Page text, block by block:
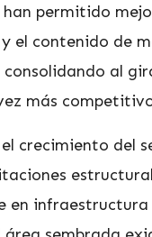
permitido
el contenido de
al
más
crecimiento del
en